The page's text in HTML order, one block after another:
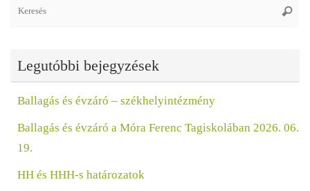
Legutóbbi bejegyzések
Ballagás és évzáró – székhelyintézmény
Ballagás és évzáró a Móra Ferenc Tagiskolában 2026. 06.
19.
HH és HHH-s határozatok